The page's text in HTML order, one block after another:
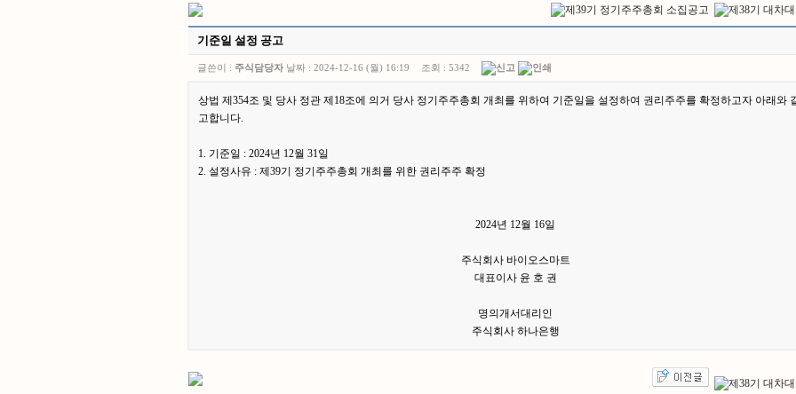
기준일 설정 공고
글쓴이 : 주식담당자날짜 : 2024-12-16 (월) 16:19 조회 : 5342
상법 제 354조 및 당사 정관 제 18조에 의거 당사 정기주주총회 개최를 위하여 기준일을 설정하여 권리주주를 확정하고자 아래와
고합니다.
1. 기준일 : 2024년 12월 31일
2. 설정사유 : 제39기 정기주주총회 개최를 위한 권리주주 확정
2024년 12월 16일
주식회사 바이오스마트
대표이사 윤 호 권
명의개서대리인
주식회사 하나은행